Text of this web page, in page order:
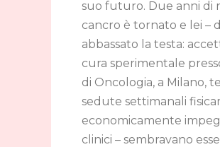
suo futuro. Due anni di
cancro è tornato e lei –
abbassato la testa:
cura sperimentale
di Oncologia, a Milano,
sedute settimanali
economicamente
clinici – sembravano